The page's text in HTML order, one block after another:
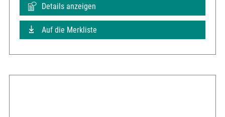
Details anzeigen
Auf die Merkliste